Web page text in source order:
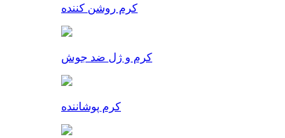
کرم روشن کننده
کرم و ژل ضد جوش
کرم پوشاننده